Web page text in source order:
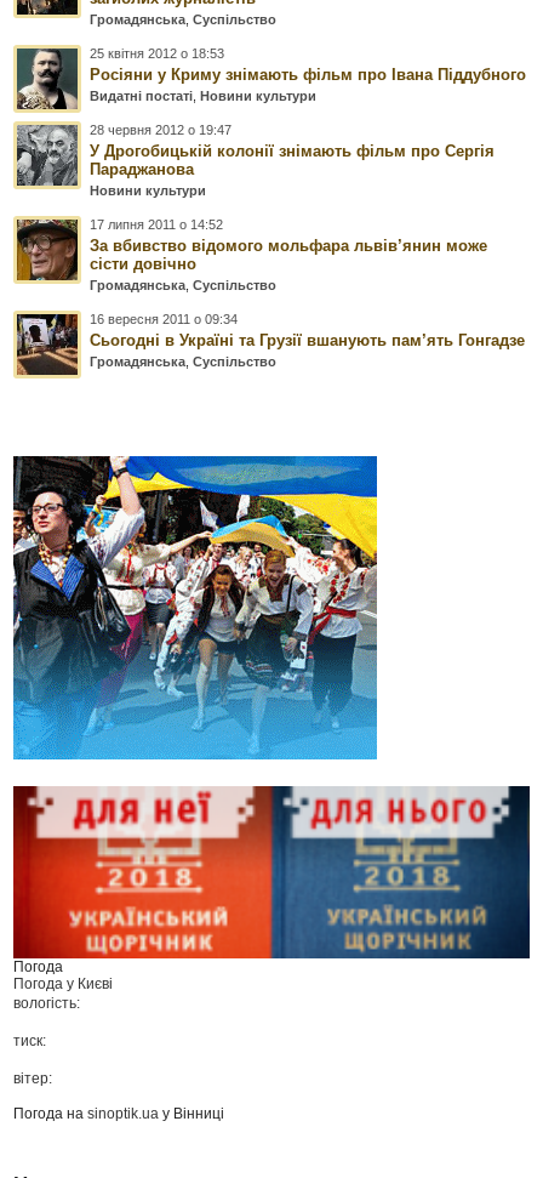
Громадянська,Суспільство
25 квітня 2012 о 18:53
Росіяни у Криму знімають фільм про Івана Піддубного
Видатні постаті, Новини культури
28 червня 2012 о 19:47
У Дрогобицькій колонії знімають фільм про Сергія
Параджанова
Новини культури
17 липня 2011 о 14:52
За вбивство відомого мольфара львів’янин може
сісти довічно
Громадянська,Суспільство
16 вересня 2011 о 09:34
Сьогодні в Україні та Грузії вшанують пам’ять Гонгадзе
Громадянська,Суспільство
Погода
Погода у Києві
вологість:
тиск:
вітер:
Погода наsinoptik.ua у Вінниці